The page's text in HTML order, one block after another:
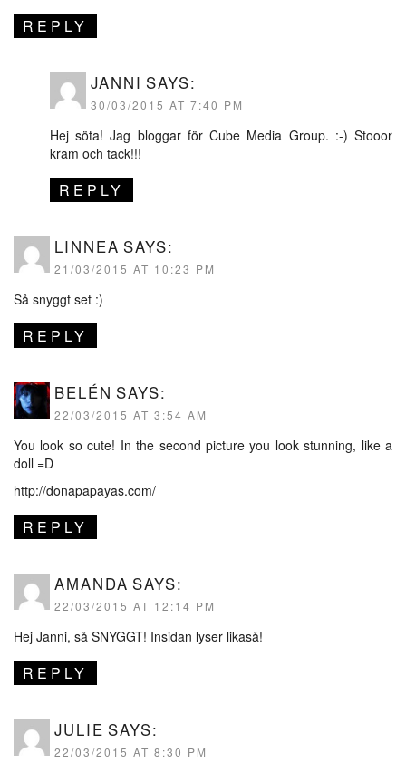
REPLY
JANNI SAYS:
30/03/2015 AT 7:40 PM
Hej söta! Jag bloggar för Cube Media Group. :-) Stooor
kram och tack!!!
REPLY
LINNEA SAYS:
21/03/2015 AT 10:23 PM
Så snyggt set :)
REPLY
BELÉN SAYS:
22/03/2015 AT 3:54 AM
You look so cute! In the second picture you look stunning, like a
doll =D
http://donapapayas.com/
REPLY
AMANDA SAYS:
22/03/2015 AT 12:14 PM
Hej Janni, så SNYGGT! Insidan lyser likaså!
REPLY
JULIE SAYS:
22/03/2015 AT 8:30 PM